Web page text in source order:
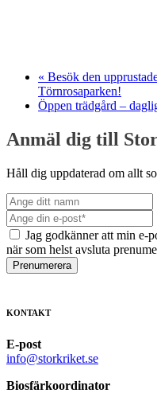
« Besök den
Törnrosaparken!
Öppen trädgård –
Anmäl dig till
Håll dig uppdaterad om allt
Jag godkänner att min e-
när som helst avsluta
Prenumerera
KONTAKT
E-post
info@storkriket.se
Biosfärkoordinator